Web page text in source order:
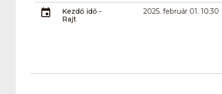
Kezdő idő -
Rajt
2025. február 01. 10:30